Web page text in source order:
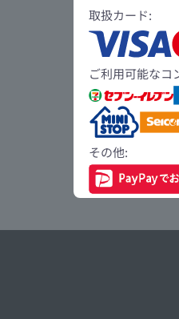
取扱カード:
ご利用可能なコ
その他: